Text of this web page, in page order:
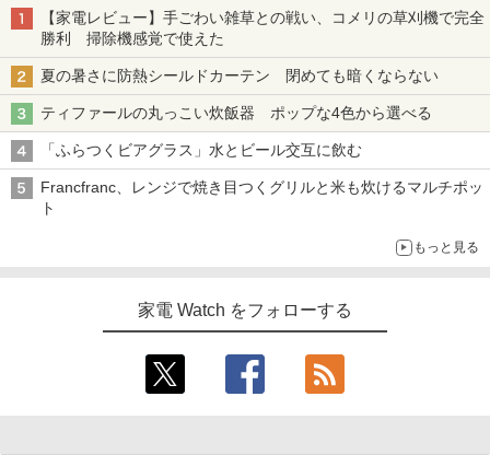
【家電レビュー】手ごわい雑草との戦い、コメリの草刈機で完全
勝利 掃除機感覚で使えた
夏の暑さに防熱シールドカーテン 閉めても暗くならない
ティファールの丸っこい炊飯器 ポップな4色から選べる
「ふらつくビアグラス」水とビール交互に飲む
Francfranc、レンジで焼き目つくグリルと米も炊けるマルチポッ
ト
もっと見る
家電 Watch をフォローする